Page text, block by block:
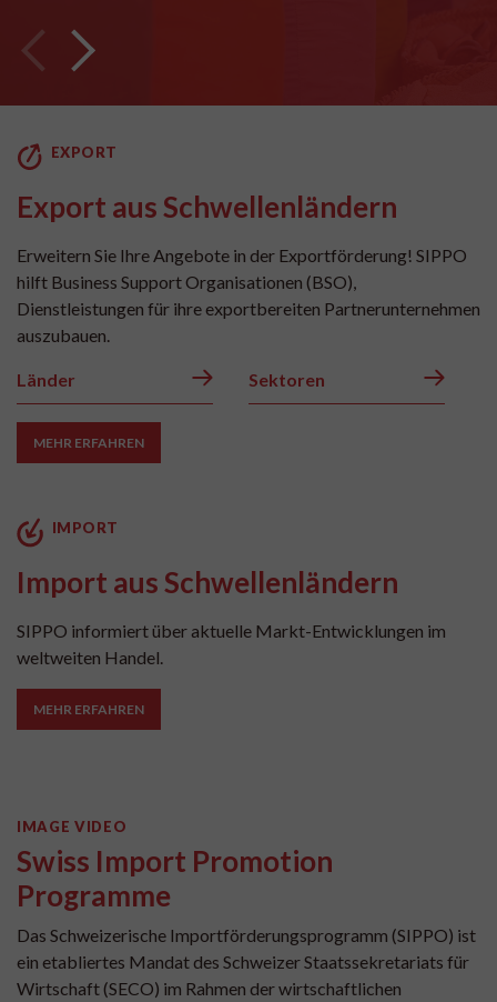
EXPORT
Export aus Schwellenländern
Erweitern Sie Ihre Angebote in der Exportförderung! SIPPO
hilft Business Support Organisationen (BSO),
Dienstleistungen für ihre exportbereiten Partnerunternehmen
auszubauen.
Länder Sektoren
MEHR ERFAHREN
IMPORT
Import aus Schwellenländern
SIPPO informiert über aktuelle Markt-Entwicklungen im
weltweiten Handel.
MEHR ERFAHREN
IMAGE VIDEO
Swiss Import Promotion
Programme
Das Schweizerische Importförderungsprogramm (SIPPO) ist
ein etabliertes Mandat des Schweizer Staatssekretariats für
Wirtschaft (SECO) im Rahmen der wirtschaftlichen